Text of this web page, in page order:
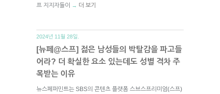
프 지지자들이
→ 더 보기
2024년 11월 28일.
[뉴페@스프] 젊은 남성들의 박탈감을 파고들
어라? 더 확실한 요소 있는데도 성별 격차 주
목받는 이유
뉴스페퍼민트는 SBS의 콘텐츠 플랫폼 스브스프리미엄(스프)